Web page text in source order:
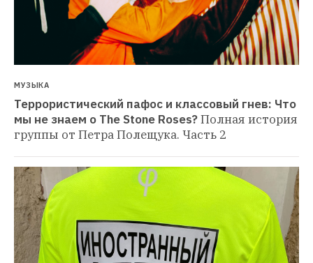
МУЗЫКА
Террористический пафос и классовый гнев: Что
мы не знаем о The Stone Roses?Полная история
группы от Петра Полещука. Часть 2